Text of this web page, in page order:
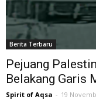
Berita Terbaru
Pejuang
Belakang Garis
Spirit of Aqsa - 19